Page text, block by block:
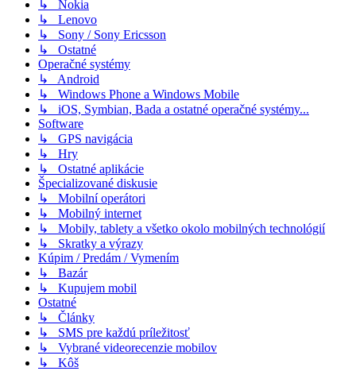
↳ Nokia
↳ Lenovo
↳ Sony / Sony Ericsson
↳ Ostatné
Operačné systémy
↳ Android
↳ Windows Phone a Windows Mobile
↳ iOS, Symbian, Bada a ostatné operačné systémy...
Software
↳ GPS navigácia
↳ Hry
↳ Ostatné aplikácie
Špecializované diskusie
↳ Mobilní operátori
↳ Mobilný internet
↳ Mobily, tablety a všetko okolo mobilných technológií
↳ Skratky a výrazy
Kúpim / Predám / Vymením
↳ Bazár
↳ Kupujem mobil
Ostatné
↳ Články
↳ SMS pre každú príležitosť
↳ Vybrané videorecenzie mobilov
↳ Kôš